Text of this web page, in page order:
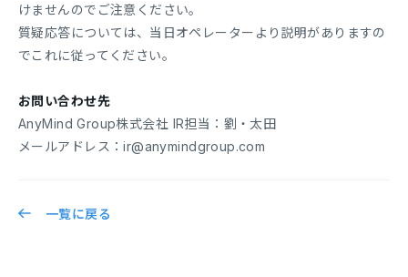
けませんのでご注意ください。
質疑応答については、当日オペレーターより説明がありますの
でこれに従ってください。
お問い合わせ先
AnyMind Group株式会社 IR担当：劉・太田
メールアドレス：ir@anymindgroup.com
一覧に戻る